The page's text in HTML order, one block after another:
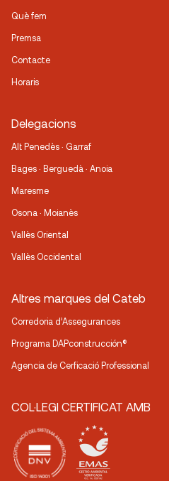
Què fem
Premsa
Contacte
Horaris
Delegacions
Alt Penedès · Garraf
Bages · Berguedà · Anoia
Maresme
Osona · Moianès
Vallès Oriental
Vallès Occidental
Altres marques del Cateb
Corredoria d’Assegurances
Programa DAPconstrucción®
Agencia de Cerficació Professional
COL·LEGI CERTIFICAT AMB